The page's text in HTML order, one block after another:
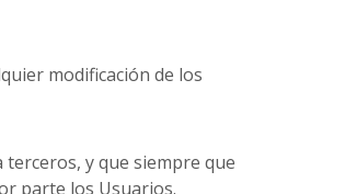
modificación de los
terceros, y que siempre que
parte los Usuarios.